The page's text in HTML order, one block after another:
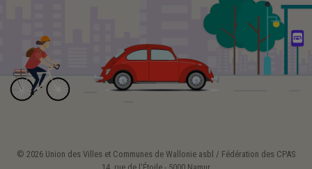
© 2026 Union des Villes et Communes de Wallonie asbl / Fédération des CPAS